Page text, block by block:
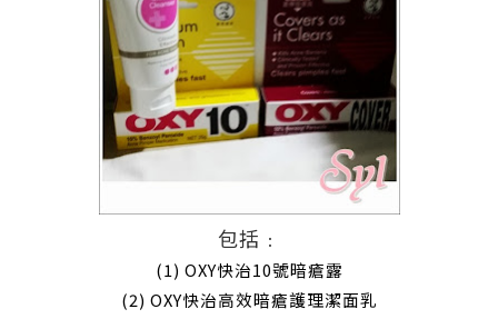
包括﹕
(1) OXY快治10號暗瘡露
(2) OXY快治高效暗瘡護理潔面乳